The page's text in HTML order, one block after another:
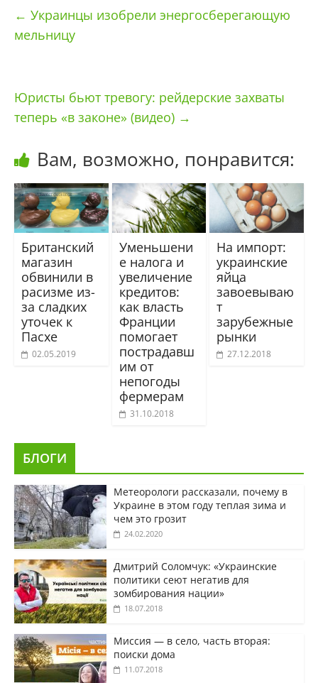
← Украинцы изобрели энергосберегающую
мельницу
Юристы бьют тревогу: рейдерские захваты
теперь «в законе» (видео) →
Вам, возможно, понравится:
Британский
магазин
обвинили в
расизме из-
за сладких
уточек к
Пасхе
02.05.2019
Уменьшени
е налога и
увеличение
кредитов:
как власть
Франции
помогает
пострадавш
им от
непогоды
фермерам
31.10.2018
На импорт:
украинские
яйца
завоевываю
т
зарубежные
рынки
27.12.2018
БЛОГИ
Метеорологи рассказали, почему в
Украине в этом году теплая зима и
чем это грозит
24.02.2020
Дмитрий Соломчук: «Украинские
политики сеют негатив для
зомбирования нации»
18.07.2018
Миссия — в село, часть вторая:
поиски дома
11.07.2018